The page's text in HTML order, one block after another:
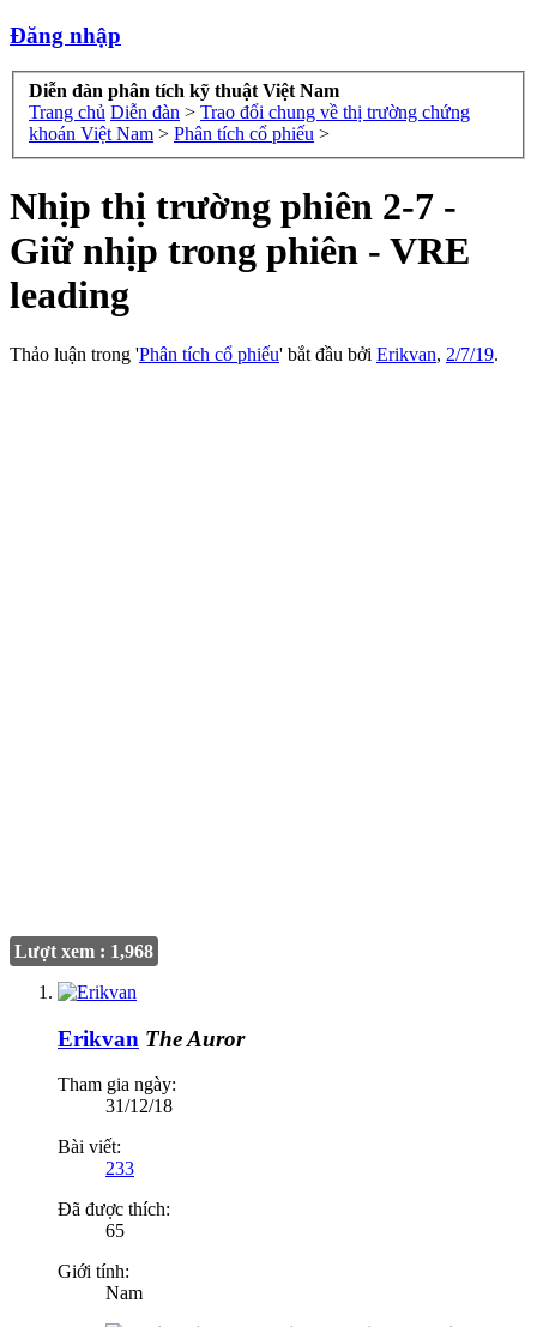
Đăng nhập
Diễn đàn phân tích kỹ thuật Việt Nam
Trang chủ Diễn đàn > Trao đổi chung về thị trường chứng
khoán Việt Nam > Phân tích cổ phiếu >
Nhịp thị trường phiên 2-7 -
Giữ nhịp trong phiên - VRE
leading
Thảo luận trong 'Phân tích cổ phiếu' bắt đầu bởi Erikvan, 2/7/19.
Lượt xem : 1,968
Erikvan The Auror
Tham gia ngày:
31/12/18
Bài viết:
233
Đã được thích:
65
Giới tính:
Nam